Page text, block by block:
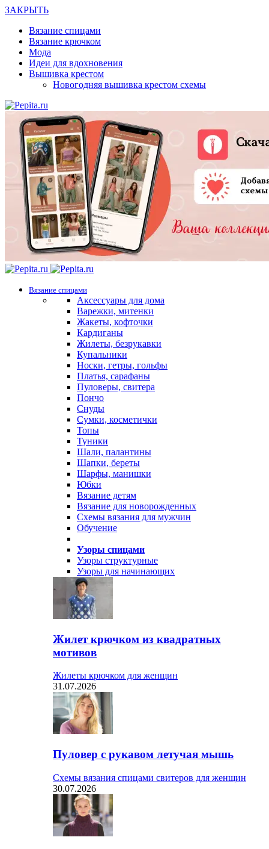
ЗАКРЫТЬ
Вязание спицами
Вязание крючком
Мода
Идеи для вдохновения
Вышивка крестом
Новогодняя вышивка крестом схемы
Вязание спицами
Аксессуары для дома
Варежки, митенки
Жакеты, кофточки
Кардиганы
Жилеты, безрукавки
Купальники
Носки, гетры, гольфы
Платья, сарафаны
Пуловеры, свитера
Пончо
Снуды
Сумки, косметички
Топы
Туники
Шали, палантины
Шапки, береты
Шарфы, манишки
Юбки
Вязание детям
Вязание для новорожденных
Схемы вязания для мужчин
Обучение
Узоры спицами
Узоры структурные
Узоры для начинающих
Жилет крючком из квадратных
мотивов
Жилеты крючком для женщин
31.07.2026
Пуловер с рукавом летучая мышь
Схемы вязания спицами свитеров для женщин
30.07.2026